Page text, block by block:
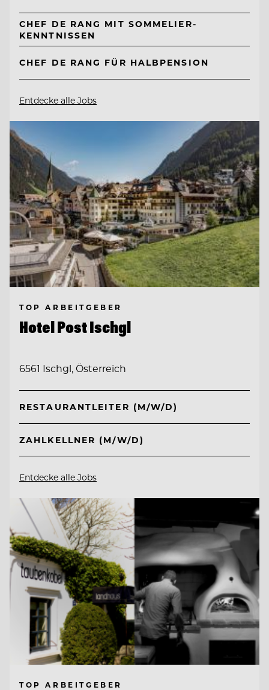
CHEF DE RANG MIT SOMMELIER-
KENNTNISSEN
CHEF DE RANG FÜR HALBPENSION
Entdecke alle Jobs
TOP ARBEITGEBER
Hotel Post Ischgl
6561 Ischgl, Österreich
RESTAURANTLEITER (M/W/D)
ZAHLKELLNER (M/W/D)
Entdecke alle Jobs
TOP ARBEITGEBER